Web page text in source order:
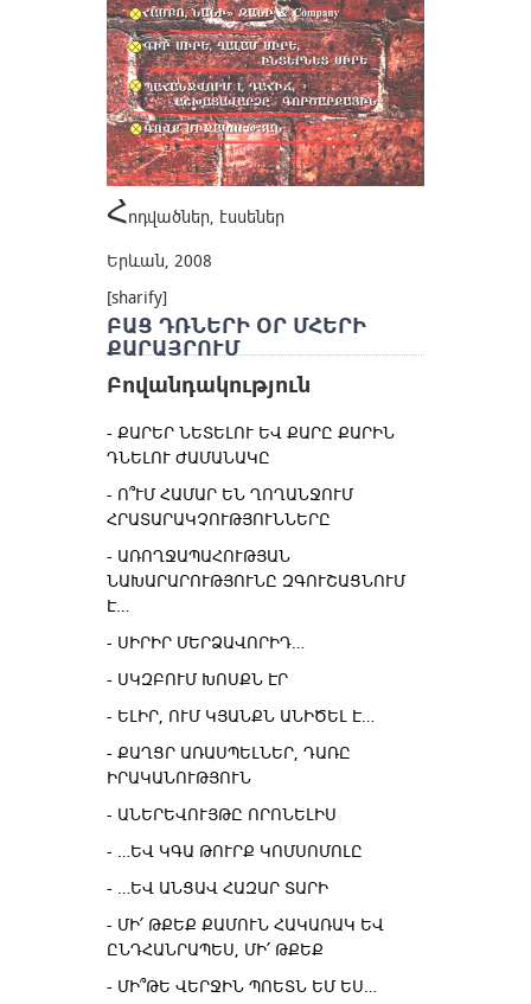
Հոդվածներ, էսսեներ
Երևան, 2008
[sharify]
ԲԱՑ ԴՌՆԵՐԻ ՕՐ ՄՀԵՐԻ
ՔԱՐԱՅՐՈՒՄ
Բովանդակություն
ՔԱՐԵՐ ՆԵՏԵԼՈՒ ԵՎ ՔԱՐԸ ՔԱՐԻՆ
ԴՆԵԼՈՒ ԺԱՄԱՆԱԿԸ
Ո՞ՒՄ ՀԱՄԱՐ ԵՆ ՂՈՂԱՆՋՈՒՄ
ՀՐԱՏԱՐԱԿՉՈՒԹՅՈՒՆՆԵՐԸ
ԱՌՈՂՋԱՊԱՀՈՒԹՅԱՆ
ՆԱԽԱՐԱՐՈՒԹՅՈՒՆԸ ԶԳՈՒՇԱՑՆՈՒՄ
Է…
ՍԻՐԻՐ ՄԵՐՁԱՎՈՐԻԴ…
ՍԿԶԲՈՒՄ ԽՈՍՔՆ ԷՐ
ԵԼԻՐ, ՈՒՄ ԿՅԱՆՔՆ ԱՆԻԾԵԼ Է…
ՔԱՂՑՐ ԱՌԱՍՊԵԼՆԵՐ, ԴԱՌԸ
ԻՐԱԿԱՆՈՒԹՅՈՒՆ
ԱՆԵՐԵՎՈՒՅԹԸ ՈՐՈՆԵԼԻՍ
…ԵՎ ԿԳԱ ԹՈՒՐՔ ԿՈՄՍՈՄՈԼԸ
…ԵՎ ԱՆՑԱՎ ՀԱԶԱՐ ՏԱՐԻ
ՄԻ՛ ԹՔԵՔ ՔԱՄՈՒՆ ՀԱԿԱՌԱԿ ԵՎ
ԸՆԴՀԱՆՐԱՊԵՍ, ՄԻ՛ ԹՔԵՔ
ՄԻ՞ԹԵ ՎԵՐՋԻՆ ՊՈԵՏՆ ԵՄ ԵՍ…